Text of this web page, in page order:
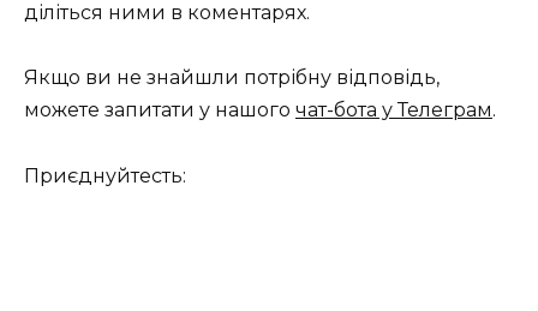
діліться ними в коментарях.
Якщо ви не знайшли потрібну відповідь,
можете запитати у нашого чат-бота у Телеграм.
Приєднуйтесть: